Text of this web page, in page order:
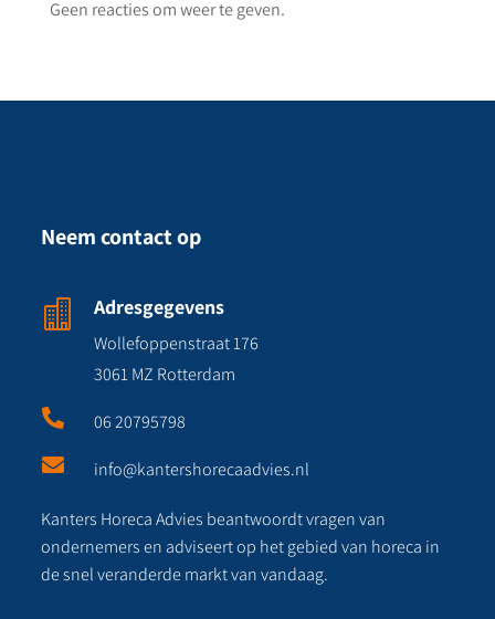
Geen reacties om weer te geven.
Neem contact op
 Adresgegevens
Wollefoppenstraat 176
3061 MZ Rotterdam

06 20795798

info@kantershorecaadvies.nl
Kanters Horeca Advies beantwoordt vragen van
ondernemers en adviseert op het gebied van horeca in
de snel veranderde markt van vandaag.